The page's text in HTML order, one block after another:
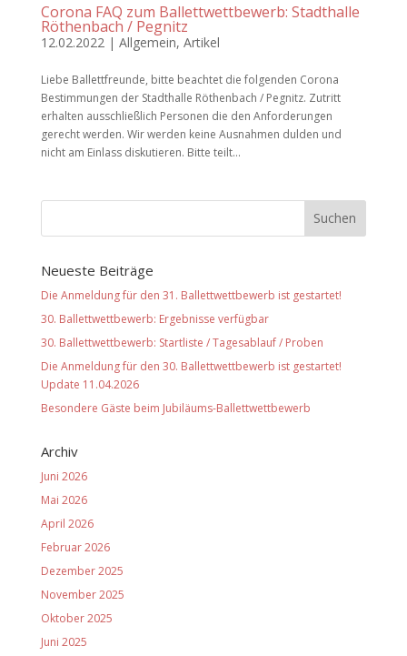
Corona FAQ zum Ballettwettbewerb: Stadthalle
Röthenbach / Pegnitz
12.02.2022 | Allgemein, Artikel
Liebe Ballettfreunde, bitte beachtet die folgenden Corona
Bestimmungen der Stadthalle Röthenbach / Pegnitz. Zutritt
erhalten ausschließlich Personen die den Anforderungen
gerecht werden. Wir werden keine Ausnahmen dulden und
nicht am Einlass diskutieren. Bitte teilt...
Neueste Beiträge
Die Anmeldung für den 31. Ballettwettbewerb ist gestartet!
30. Ballettwettbewerb: Ergebnisse verfügbar
30. Ballettwettbewerb: Startliste / Tagesablauf / Proben
Die Anmeldung für den 30. Ballettwettbewerb ist gestartet!
Update 11.04.2026
Besondere Gäste beim Jubiläums-Ballettwettbewerb
Archiv
Juni 2026
Mai 2026
April 2026
Februar 2026
Dezember 2025
November 2025
Oktober 2025
Juni 2025